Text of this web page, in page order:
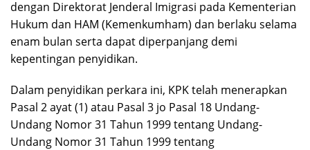
dengan Direktorat Jenderal Imigrasi pada Kementerian
Hukum dan HAM (Kemenkumham) dan berlaku selama
enam bulan serta dapat diperpanjang demi
kepentingan penyidikan.
Dalam penyidikan perkara ini, KPK telah menerapkan
Pasal 2 ayat (1) atau Pasal 3 jo Pasal 18 Undang-
Undang Nomor 31 Tahun 1999 tentang Undang-
Undang Nomor 31 Tahun 1999 tentang